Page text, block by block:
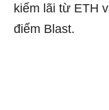
kiếm lãi từ ETH
điểm Blast.